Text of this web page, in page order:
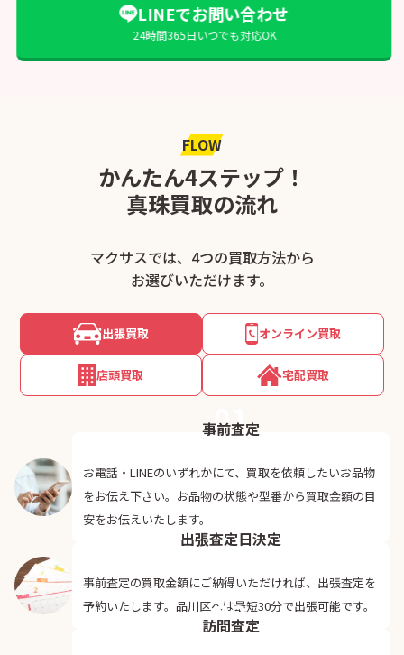
LINEでお問い合わせ
24時間365日いつでも対応OK
FLOW
かんたん4ステップ！
真珠買取の流れ
マクサスでは、4つの買取方法から
お選びいただけます。
出張買取 オンライン買取
店頭買取 宅配買取
01
事前査定
お電話・LINEのいずれかにて、買取を依頼したいお品物
をお伝え下さい。お品物の状態や型番から買取金額の目
安をお伝えいたします。
02
出張査定日決定
事前査定の買取金額にご納得いただければ、出張査定を
予約いたします。品川区へは最短30分で出張可能です。
03
訪問査定